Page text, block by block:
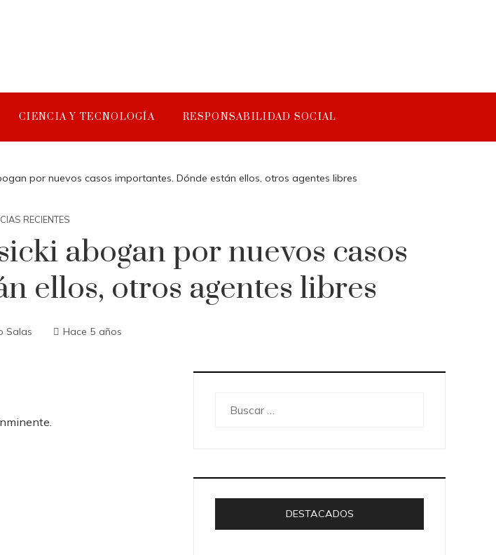
CIENCIA Y TECNOLOGÍA RESPONSABILIDAD SOCIAL
por nuevos casos importantes. Dónde están ellos, otros agentes libres
RECIENTES
abogan por nuevos casos
ellos, otros agentes libres
Salas Hace 5 años
DESTACADOS